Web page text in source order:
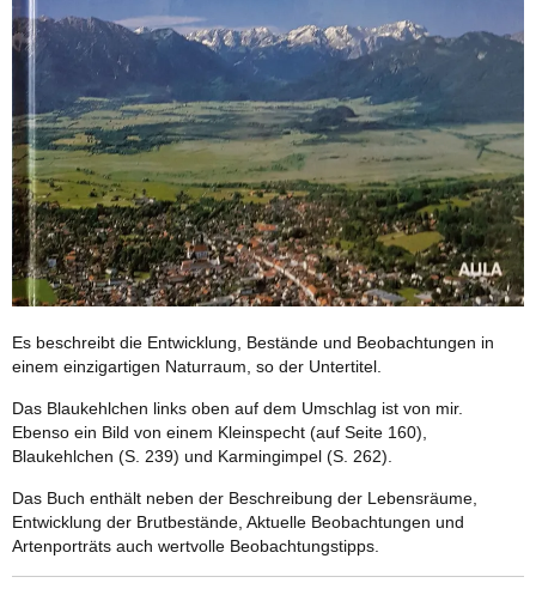
Es beschreibt die Entwicklung, Bestände und Beobachtungen in
einem einzigartigen Naturraum, so der Untertitel.
Das Blaukehlchen links oben auf dem Umschlag ist von mir.
Ebenso ein Bild von einem Kleinspecht (auf Seite 160),
Blaukehlchen (S. 239) und Karmingimpel (S. 262).
Das Buch enthält neben der Beschreibung der Lebensräume,
Entwicklung der Brutbestände, Aktuelle Beobachtungen und
Artenporträts auch wertvolle Beobachtungstipps.